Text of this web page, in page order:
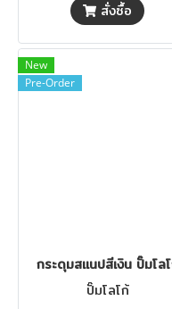
สั่งซื้อ
New
Pre-Order
กระดุมสแนปสีเงิน ปั๊มโล
ปั๊มโลโก้